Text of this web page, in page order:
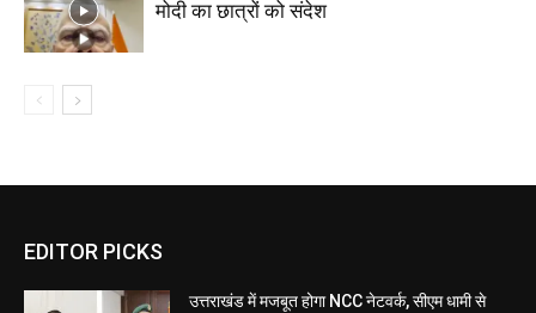
मोदी का छात्रों को संदेश
EDITOR PICKS
उत्तराखंड में मजबूत होगा NCC नेटवर्क, सीएम धामी से